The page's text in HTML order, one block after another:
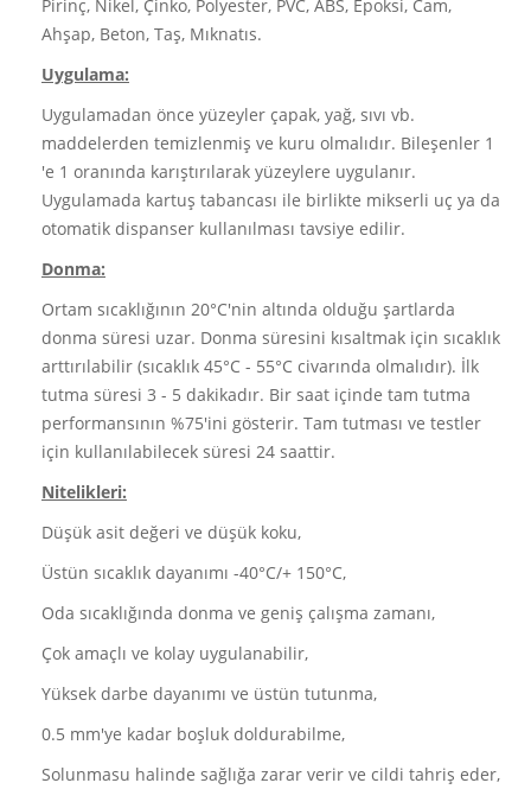
Pirinç, Nikel, Çinko, Polyester, PVC, ABS, Epoksi, Cam,
Ahşap, Beton, Taş, Mıknatıs.
Uygulama:
Uygulamadan önce yüzeyler çapak, yağ, sıvı vb.
maddelerden temizlenmiş ve kuru olmalıdır. Bileşenler 1
'e 1 oranında karıştırılarak yüzeylere uygulanır.
Uygulamada kartuş tabancası ile birlikte mikserli uç ya da
otomatik dispanser kullanılması tavsiye edilir.
Donma:
Ortam sıcaklığının 20°C'nin altında olduğu şartlarda
donma süresi uzar. Donma süresini kısaltmak için sıcaklık
arttırılabilir (sıcaklık 45°C - 55°C civarında olmalıdır). İlk
tutma süresi 3 - 5 dakikadır. Bir saat içinde tam tutma
performansının %75'ini gösterir. Tam tutması ve testler
için kullanılabilecek süresi 24 saattir.
Nitelikleri:
Düşük asit değeri ve düşük koku,
Üstün sıcaklık dayanımı -40°C/+ 150°C,
Oda sıcaklığında donma ve geniş çalışma zamanı,
Çok amaçlı ve kolay uygulanabilir,
Yüksek darbe dayanımı ve üstün tutunma,
0.5 mm'ye kadar boşluk doldurabilme,
Solunmasu halinde sağlığa zarar verir ve cildi tahriş eder,